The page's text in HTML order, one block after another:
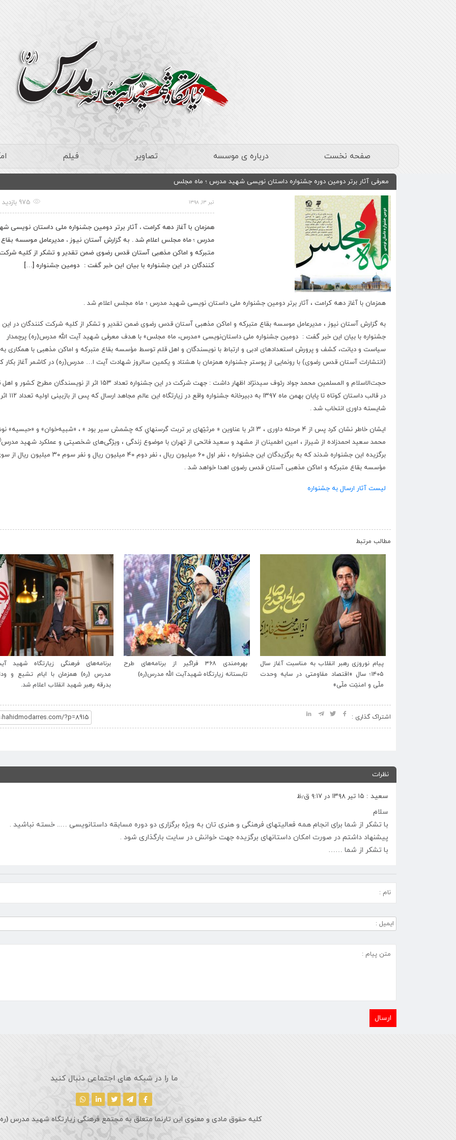
صفحه نخست درباره ی موسسه تصاویر فیلم
معرفی آثار برتر دومین دوره جشنواره داستان نویسی شهید مدرس ؛ ماه مجلس
تیر ۱۳, ۱۳۹۸ 975 بازدید
همزمان با آغاز دهه کرامت ، آثار برتر دومین جشنواره ملی داستان نویسی
مدرس ؛ ماه مجلس اعلام شد . به گزارش آستان نیوز ، مدیرعامل موسسه بقاع
متبرکه و اماکن مذهبی آستان قدس رضوی ضمن تقدیر و تشکر از کلیه
کنندگان در این جشنواره با بیان این خبر گفت : دومین جشنواره […]
همزمان با آغاز دهه کرامت ، آثار برتر دومین جشنواره ملی داستان نویسی شهید مدرس ؛ ماه مجلس اعلام شد .
به گزارش آستان نیوز ، مدیرعامل موسسه بقاع متبرکه و اماکن مذهبی آستان قدس رضوی ضمن تقدیر و تشکر از کلیه شرکت کنندگان در این
جشنواره با بیان این خبر گفت : دومین جشنواره ملی داستان‌نویسی «مدرس، ماه مجلس» با هدف معرفی شهید آیت الله مدرس(ره) پرچمدار
سیاست و دیانت، کشف و پرورش استعدادهای ادبی و ارتباط با نویسندگان و اهل قلم توسط مؤسسه بقاع متبرکه و اماکن مذهبی با همکاری
(انتشارات آستان قدس رضوی) با رونمایی از پوستر جشنواره همزمان با هشتاد و یکمین سالروز شهادت آیت ا… مدرس(ره) در کاشمر آغاز بکار
حجت‌الاسلام و المسلمین محمد جواد رئوف سیدنژاد اظهار داشت : جهت شرکت در این جشنواره تعداد ۱۵۳ اثر از نویسندگان مطرح
در قالب داستان کوتاه تا پایان بهمن ماه ۱۳۹۷ به دبیرخانه جشنواره واقع در زیارتگاه این عالم مجاهد ارسال که پس از بازبینی اولیه تعداد ۱۱۲ اثر
شایسته داوری انتخاب شد .
ایشان خاطر نشان کرد پس از ۴ مرحله داوری ، ۳ اثر با عناوین « مرثیّه­ای بر تربت گرسنه­اي كه چشمش سير بود » ، «شبیه‌خوان» و «حبسیه»
محمد سعید احمدزاده از شیراز ، امین اطمینان از مشهد و سعید فاتحی از تهران با موضوع زندگی ، ویژگی‌های شخصیتی و عملکرد شهید مدرس
برگزیده این جشنواره شدند که به برگزیدگان این جشنواره ، نفر اول ۶۰ میلیون ریال ، نفر دوم ۴۰ میلیون ریال و نفر سوم ۳۰
مؤسسه بقاع متبرکه و اماکن مذهبی آستان قدس رضوی اهدا خواهد شد .
لیست آثار ارسال به جشنواره
مطالب مرتبط
پیام نوروزی رهبر انقلاب به مناسبت آغاز سال
۱۴۰۵؛ سال «اقتصاد مقاومتی در سایه وحدت
ملّی و امنیّت ملّی»
بهره‌مندی ۳۶۸ فراگیر از برنامه‌های طرح
تابستانه زیارتگاه شهیدآیت الله مدرس(ره)
برنامه‌های فرهنگی زیارتگاه شهید
مدرس (ره) همزمان با ایام تشیع و
بدرقه رهبر شهید انقلاب اعلام شد.
اشتراک گذاری :
نظرات
سعید : ۱۵ تیر ۱۳۹۸ در ۹:۱۷ ق٫ظ
سلام
با تشکر از شما برای انجام همه فعالیتهای فرهنگی و هنری تان به ویژه برگزاری دو دوره مسابقه داستانویسی ….. خسته نباشید .
پیشنهاد داشتم در صورت امکان داستانهای برگزیده جهت خوانش در سایت بارگذاری شود .
با تشکر از شما ……
ما را در شبکه های اجتماعی دنبال کنید
کلیه حقوق مادی و معنوی این تارنما متعلق به مجتمع فرهنگی زیارتگاه شهید مدرس